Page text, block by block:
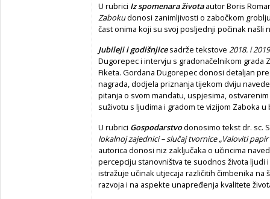
U rubrici Iz spomenara životaautor Boris
Zabokudonosi zanimljivosti o zabočkom
čast onima koji su svoj posljednji počinak našli
Jubileji i godišnjicesadrže tekstove 2018. i
Dugorepec i intervju s gradonačelnikom grada
Fiketa. Gordana Dugorepec donosi detaljan
nagrada, dodjela priznanja tijekom dviju
pitanja o svom mandatu, uspjesima,
suživotu s ljudima i gradom te vizijom Zaboka
U rubrici Gospodarstvodonosimo tekst dr. sc.
lokalnoj zajednici – slučaj tvornice „Valoviti
autorica donosi niz zaključaka o učincima
percepciju stanovništva te suodnos života ljudi
istražuje učinak utjecaja različitih čimbenika
razvoja i na aspekte unapređenja kvalitete